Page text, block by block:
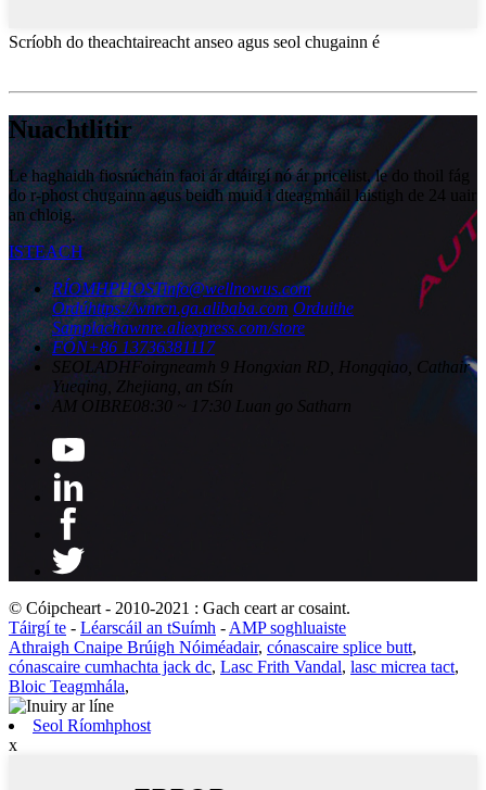
Scríobh do theachtaireacht anseo agus seol chugainn é
Nuachtlitir
Le haghaidh fiosrúcháin faoi ár dtáirgí nó ár pricelist, le do thoil fág
do r-phost chugainn agus beidh muid i dteagmháil laistigh de 24 uair
an chloig.
ISTEACH
RÍOMHPHOSTinfo@wellnowus.com
Ordúhttps://wnrcn.ga.alibaba.com Orduithe
Samplachawnre.aliexpress.com/store
FÓN+86 13736381117
SEOLADHFoirgneamh 9 Hongxian RD, Hongqiao, Cathair
Yueqing, Zhejiang, an tSín
AM OIBRE 08:30 ~ 17:30 Luan go Satharn
© Cóipcheart - 2010-2021 : Gach ceart ar cosaint.
Táirgí te - Léarscáil an tSuímh - AMP soghluaiste
Athraigh Cnaipe Brúigh Nóiméadair, cónascaire splice butt,
cónascaire cumhachta jack dc, Lasc Frith Vandal, lasc micrea tact,
Bloic Teagmhála,
Seol Ríomhphost
x